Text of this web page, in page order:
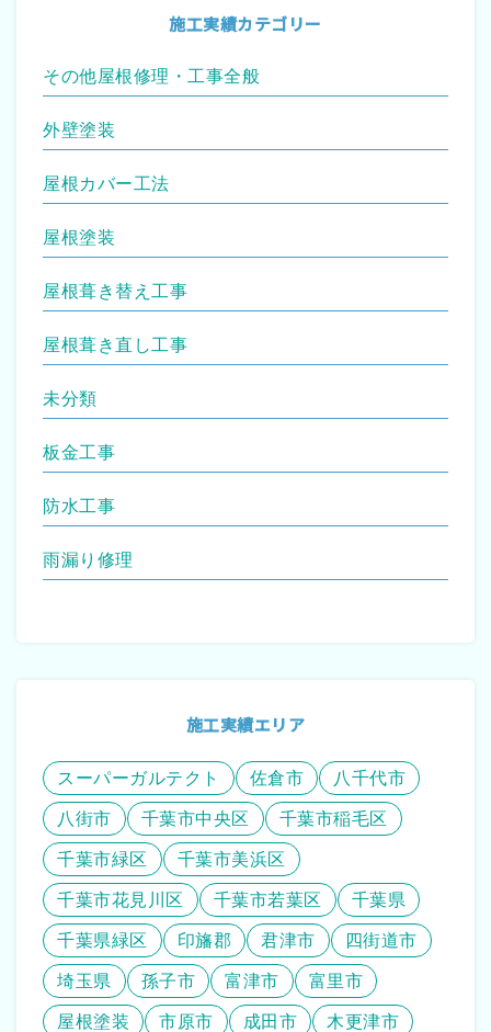
施工実績カテゴリー
その他屋根修理・工事全般
外壁塗装
屋根カバー工法
屋根塗装
屋根葺き替え工事
屋根葺き直し工事
未分類
板金工事
防水工事
雨漏り修理
施工実績エリア
スーパーガルテクト 佐倉市 八千代市
八街市 千葉市中央区 千葉市稲毛区
千葉市緑区 千葉市美浜区
千葉市花見川区 千葉市若葉区 千葉県
千葉県緑区 印旛郡 君津市 四街道市
埼玉県 孫子市 富津市 富里市
屋根塗装 市原市 成田市 木更津市